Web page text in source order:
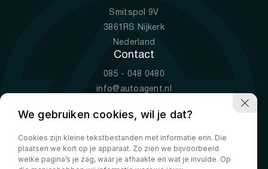
Smitspol 9V
3861RS Nijkerk
Nederland
Contact
085 - 048 0480
info@autoagent.nl
Openingstijden
Ma-Vr
09:00 - 19:00
Za
10:00 - 17:00
We gebruiken cookies, wil je dat?
Cookies zijn kleine tekstbestanden met informatie erin. Die
plaatsen we kort op je apparaat. Zo zien we bijvoorbeeld
welke pagina’s je zag, waar je afhaakte en wat je invulde. Op